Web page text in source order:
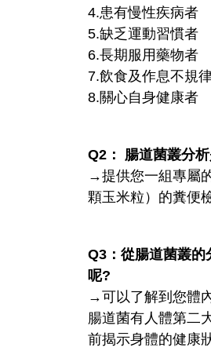
4.患有慢性疾病者
5.缺乏運動習慣者
6.長期服用藥物者
7.飲食及作息不規
8.關心自身健康者
Q2： 腸道菌叢分
→提供您一組專屬
顆玉米粒）的糞便
Q3：從腸道菌叢的
呢?
→可以了解到您體
腸道菌有人體第二
前揭示身體的健康